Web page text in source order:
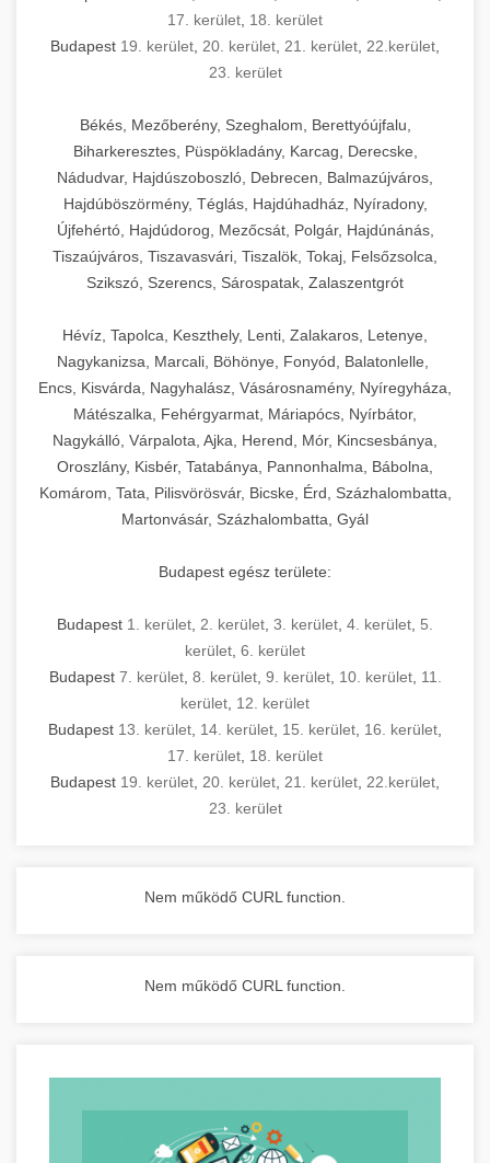
17. kerület 18. kerület
Budapest 19. kerület 20. kerület 21. kerület 22.kerület
23. kerület
Békés, Mezőberény, Szeghalom, Berettyóújfalu,
Biharkeresztes, Püspökladány, Karcag, Derecske,
Nádudvar, Hajdúszoboszló, Debrecen, Balmazújváros,
Hajdúböszörmény, Téglás, Hajdúhadház, Nyíradony,
Újfehértó, Hajdúdorog, Mezőcsát, Polgár, Hajdúnánás,
Tiszaújváros, Tiszavasvári, Tiszalök, Tokaj, Felsőzsolca,
Szikszó, Szerencs, Sárospatak, Zalaszentgrót
Hévíz, Tapolca, Keszthely, Lenti, Zalakaros, Letenye,
Nagykanizsa, Marcali, Böhönye, Fonyód, Balatonlelle,
Encs, Kisvárda, Nagyhalász, Vásárosnamény, Nyíregyháza,
Mátészalka, Fehérgyarmat, Máriapócs, Nyírbátor,
Nagykálló, Várpalota, Ajka, Herend, Mór, Kincsesbánya,
Oroszlány, Kisbér, Tatabánya, Pannonhalma, Bábolna,
Komárom, Tata, Pilisvörösvár, Bicske, Érd, Százhalombatta,
Martonvásár, Százhalombatta, Gyál
Budapest egész területe:
Budapest 1. kerület 2. kerület 3. kerület 4. kerület 5.
kerület 6. kerület
Budapest 7. kerület, 8. kerület, 9. kerület, 10. kerület, 11.
kerület 12. kerület
Budapest 13. kerület 14. kerület 15. kerület 16. kerület
17. kerület 18. kerület
Budapest 19. kerület 20. kerület 21. kerület 22.kerület
23. kerület
Nem működő CURL function.
Nem működő CURL function.